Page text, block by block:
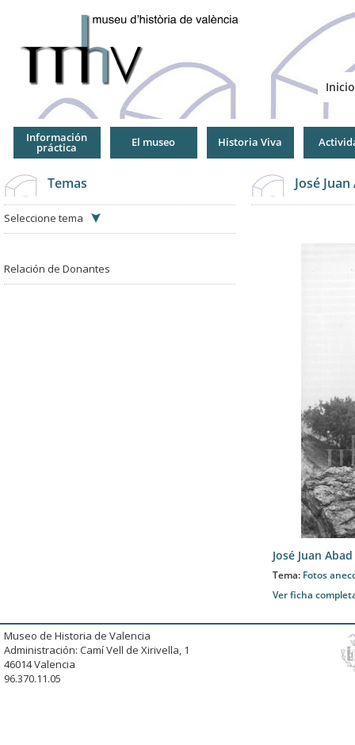
Inicio
Información
práctica El museo Historia Viva
Temas
Seleccione tema
Relación de Donantes
José
José Juan
Tema: Fotos
Ver ficha
Museo de Historia de Valencia
Administración: Camí Vell de Xirivella, 1
46014 Valencia
96.370.11.05